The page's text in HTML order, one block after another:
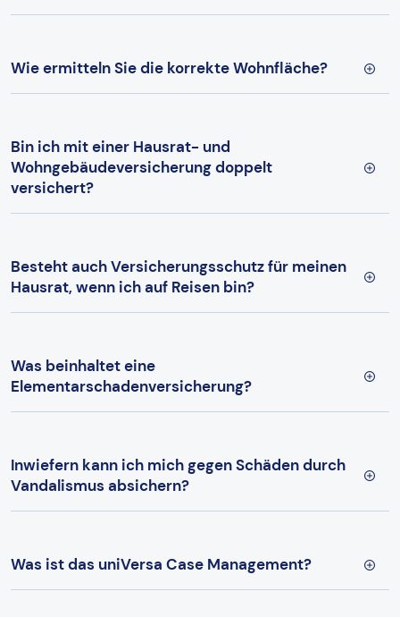
Wie ermitteln Sie die korrekte Wohnfläche?
Bin ich mit einer Hausrat- und
Wohngebäudeversicherung doppelt
versichert?
Besteht auch Versicherungsschutz für meinen
Hausrat, wenn ich auf Reisen bin?
Was beinhaltet eine
Elementarschadenversicherung?
Inwiefern kann ich mich gegen Schäden durch
Vandalismus absichern?
Was ist das uniVersa Case Management?